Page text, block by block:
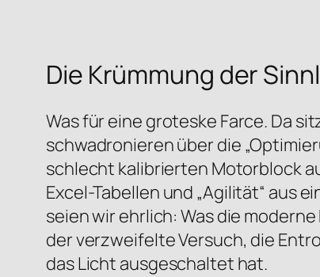
Die Krümmung der
Was für eine groteske Farce. Da
schwadronieren über die
schlecht kalibrierten Motorblock
Excel-Tabellen und „Agilität“ aus
seien wir ehrlich: Was die
der verzweifelte Versuch, die
das Licht ausgeschaltet hat.